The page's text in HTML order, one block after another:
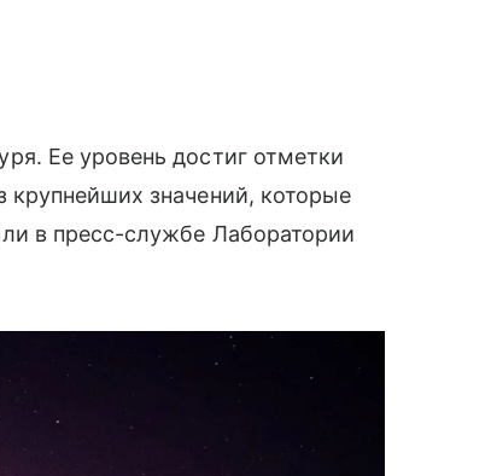
Ее уровень достиг отметки
крупнейших значений, которые
в пресс-службе Лаборатории